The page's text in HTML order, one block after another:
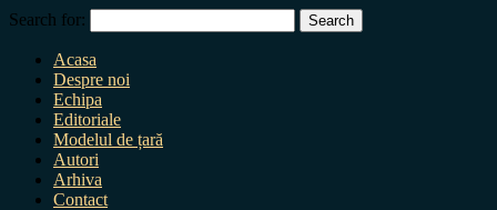
Search for:
Acasa
Despre noi
Echipa
Editoriale
Modelul de țară
Autori
Arhiva
Contact